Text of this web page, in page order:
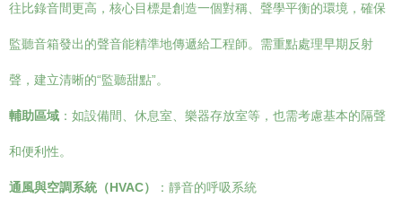
往比錄音間更高，核心目標是創造一個對稱、聲學平衡的環境，確保
監聽音箱發出的聲音能精準地傳遞給工程師。需重點處理早期反射
聲，建立清晰的“監聽甜點”。
輔助區域 ：如設備間、休息室、樂器存放室等，也需考慮基本的隔聲
和便利性。
通風與空調系統（HVAC） ：靜音的呼吸系統